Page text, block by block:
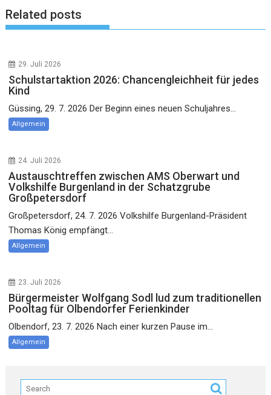
Related posts
29. Juli 2026
Schulstartaktion 2026: Chancengleichheit für jedes
Kind
Güssing, 29. 7. 2026 Der Beginn eines neuen Schuljahres...
Allgemein
24. Juli 2026
Austauschtreffen zwischen AMS Oberwart und
Volkshilfe Burgenland in der Schatzgrube
Großpetersdorf
Großpetersdorf, 24. 7. 2026 Volkshilfe Burgenland-Präsident
Thomas König empfängt...
Allgemein
23. Juli 2026
Bürgermeister Wolfgang Sodl lud zum traditionellen
Pooltag für Olbendorfer Ferienkinder
Olbendorf, 23. 7. 2026 Nach einer kurzen Pause im...
Allgemein